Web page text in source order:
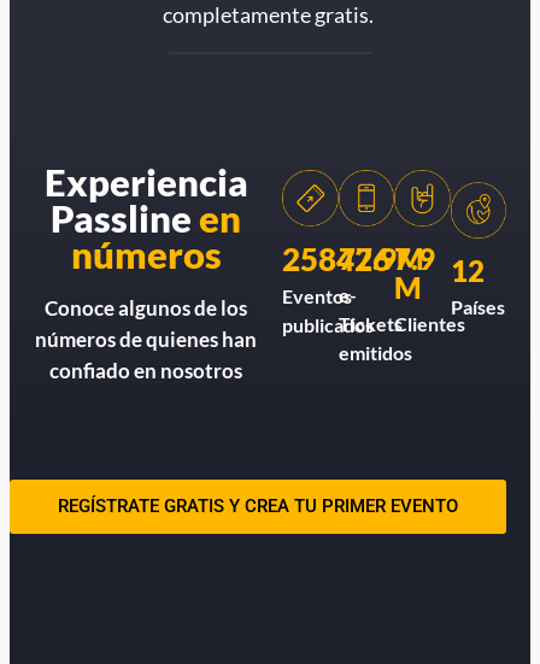
completamente gratis.
Experiencia
Passlineen
números
Conoce algunos de los
números de quienes han
confiado en nosotros
258426
Eventos
publicados
77.9M
e-
Tickets
emitidos
7.9
M
Clientes
12
Países
REGÍSTRATE GRATIS Y CREA TU PRIMER EVENTO